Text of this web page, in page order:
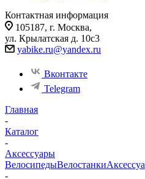
Контактная информация
105187, г. Москва,
ул. Крылатская д. 10с3
yabike.ru@yandex.ru
Вконтакте
Telegram
Главная
-
Каталог
-
Аксессуары
ВелосипедыВелостанки
-